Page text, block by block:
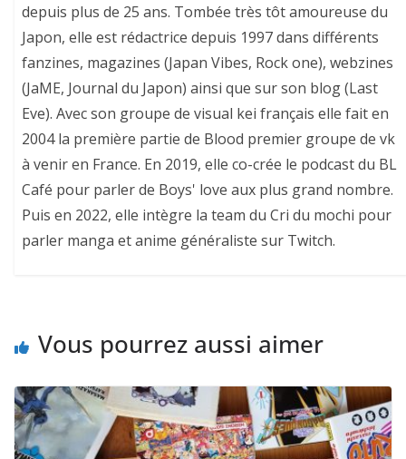
depuis plus de 25 ans. Tombée très tôt amoureuse du
Japon, elle est rédactrice depuis 1997 dans différents
fanzines, magazines (Japan Vibes, Rock one), webzines
(JaME, Journal du Japon) ainsi que sur son blog (Last
Eve). Avec son groupe de visual kei français elle fait en
2004 la première partie de Blood premier groupe de vk
à venir en France. En 2019, elle co-crée le podcast du BL
Café pour parler de Boys' love aux plus grand nombre.
Puis en 2022, elle intègre la team du Cri du mochi pour
parler manga et anime généraliste sur Twitch.
Vous pourrez aussi aimer